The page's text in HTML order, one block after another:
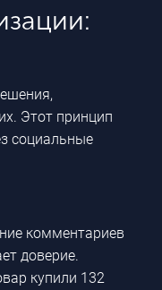
Этот принцип
социальные
комментариев
доверие.
купили 132